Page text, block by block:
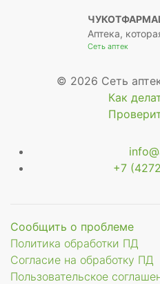
Аптека,
Сеть аптек
© 2026 Сеть
Как
+7
Сообщить о проблеме
Политика обработки ПД
Согласие на обработку ПД
Пользовательское